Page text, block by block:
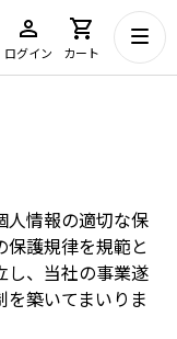
ログイン カート
人情報の適切な保
護規律を規範と
し、当社の事業遂
築いてまいりま